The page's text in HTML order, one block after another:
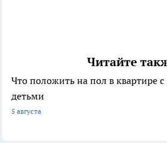
Читайте
Что положить на пол в квартире
детьми
5 августа